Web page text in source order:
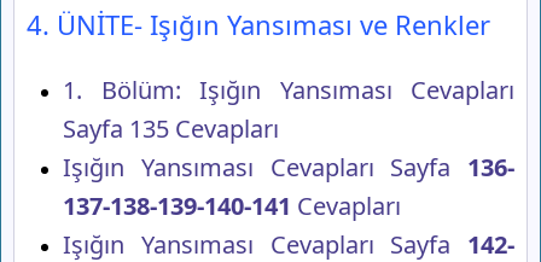
4. ÜNİTE- Işığın Yansıması ve Renkler
1. Bölüm: Işığın Yansıması Cevapları
Sayfa 135 Cevapları
Işığın Yansıması Cevapları Sayfa 136-
137-138-139-140-141 Cevapları
Işığın Yansıması Cevapları Sayfa 142-